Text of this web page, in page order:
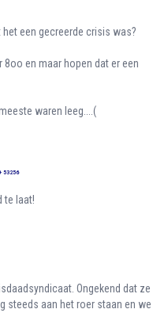
een gecreerde crisis was?
en maar hopen dat er een
waren leeg....(
53256
te laat!
Ongekend dat ze
steeds aan het roer staan en we